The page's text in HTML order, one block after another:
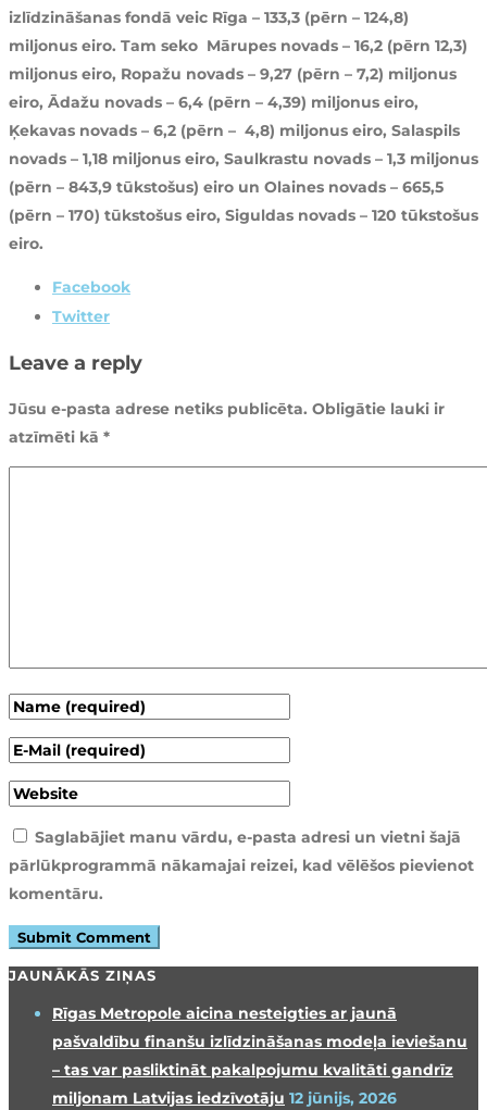
izlīdzināšanas fondā veic Rīga – 133,3 (pērn – 124,8)
miljonus eiro. Tam seko Mārupes novads – 16,2 (pērn 12,3)
miljonus eiro, Ropažu novads – 9,27 (pērn – 7,2) miljonus
eiro, Ādažu novads – 6,4 (pērn – 4,39) miljonus eiro,
Ķekavas novads – 6,2 (pērn – 4,8) miljonus eiro, Salaspils
novads – 1,18 miljonus eiro, Saulkrastu novads – 1,3 miljonus
(pērn – 843,9 tūkstošus) eiro un Olaines novads – 665,5
(pērn – 170) tūkstošus eiro, Siguldas novads – 120 tūkstošus
eiro.
Facebook
Twitter
Leave a reply
Jūsu e-pasta adrese netiks publicēta. Obligātie lauki ir
atzīmēti kā *
Saglabājiet manu vārdu, e-pasta adresi un vietni šajā
pārlūkprogrammā nākamajai reizei, kad vēlēšos pievienot
komentāru.
JAUNĀKĀS ZIŅAS
Rīgas Metropole aicina nesteigties ar jaunā
pašvaldību finanšu izlīdzināšanas modeļa ieviešanu
– tas var pasliktināt pakalpojumu kvalitāti gandrīz
miljonam Latvijas iedzīvotāju 12 jūnijs, 2026